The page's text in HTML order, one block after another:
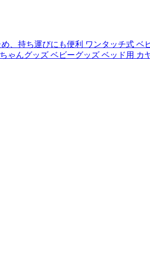
、持ち運びにも便利 ワンタッチ式
ゃんグッズ ベビーグッズ ベッド用